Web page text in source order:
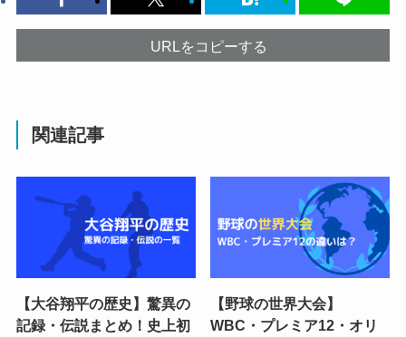
URLをコピーする
関連記事
【大谷翔平の歴史】驚異の
記録・伝説まとめ！史上初
【野球の世界大会】
WBC・プレミア12・オリ